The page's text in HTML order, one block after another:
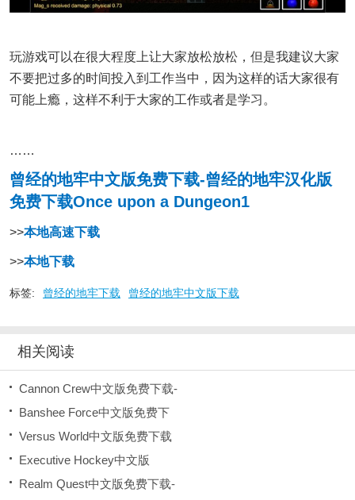
玩游戏可以在很大程度上让大家放松放松，但是我建议大家
不要把过多的时间投入到工作当中，因为这样的话大家很有
可能上瘾，这样不利于大家的工作或者是学习。
……
曾经的地牢中文版免费下载-曾经的地牢汉化版
免费下载Once upon a Dungeon1
>>本地高速下载
>>本地下载
标签: 曾经的地牢下载 曾经的地牢中文版下载
相关阅读
Cannon Crew中文版免费下载-
Banshee Force中文版免费下
Versus World中文版免费下载
Executive Hockey中文版
Realm Quest中文版免费下载-